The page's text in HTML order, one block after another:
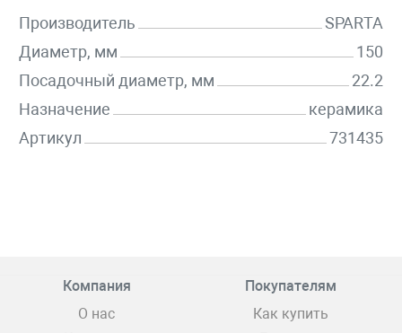
Производитель
SPARTA
Диаметр, мм
150
Посадочный диаметр, мм
22.2
Назначение
керамика
Артикул
731435
Компания
О нас
Покупателям
Как купить